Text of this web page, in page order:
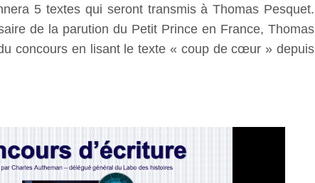
5 textes qui seront transmis à Thomas Pesquet.
de la parution du Petit Prince en France, Thomas
concours en lisant le texte « coup de cœur » depuis